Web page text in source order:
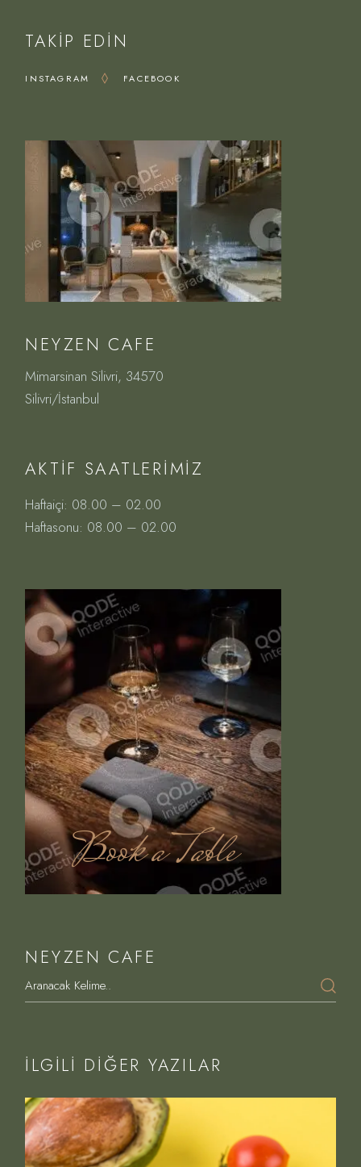
TAKIP EDIN
INSTAGRAM FACEBOOK
NEYZEN CAFE
Mimarsinan Silivri, 34570
Silivri/İstanbul
AKTIF SAATLERIMIZ
Haftaiçi: 08.00 – 02.00
Haftasonu: 08.00 – 02.00
Book a Table
NEYZEN CAFE
İLGILI DIĞER YAZILAR